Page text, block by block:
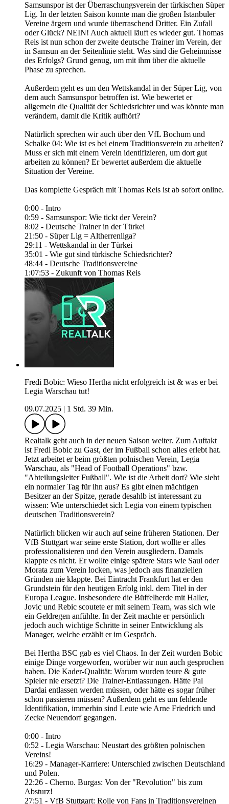
Samsunspor ist der Überraschungsverein der türkischen Süper
Lig. In der letzten Saison konnte man die großen Istanbuler
Vereine ärgern und wurde überraschend Dritter. Ein Zufall
oder Glück? NEIN! Auch aktuell läuft es wieder gut. Thomas
Reis ist nun schon der zweite deutsche Trainer im Verein, der
in Samsun an der Seitenlinie steht. Was sind die Geheimnisse
des Erfolgs? Grund genug, um mit ihm über die aktuelle
Phase zu sprechen.
Außerdem geht es um den Wettskandal in der Süper Lig, von
dem auch Samsunspor betroffen ist. Wie bewertet er
allgemein die Qualität der Schiedsrichter und was könnte man
verändern, damit die Kritik aufhört?
Natürlich sprechen wir auch über den VfL Bochum und
Schalke 04: Wie ist es bei einem Traditionsverein zu arbeiten?
Muss er sich mit einem Verein identifizieren, um dort gut
arbeiten zu können? Er bewertet außerdem die aktuelle
Situation der Vereine.
Das komplette Gespräch mit Thomas Reis ist ab sofort online.
0:00 - Intro
0:59 - Samsunspor: Wie tickt der Verein?
8:02 - Deutsche Trainer in der Türkei
21:50 - Süper Lig = Altherrenliga?
29:11 - Wettskandal in der Türkei
35:01 - Wie gut sind türkische Schiedsrichter?
48:44 - Deutsche Traditionsvereine
1:07:53 - Zukunft von Thomas Reis
Fredi Bobic: Wieso Hertha nicht erfolgreich ist & was er bei
Legia Warschau tut!
09.07.2025
1 Std. 39 Min.
Realtalk geht auch in der neuen Saison weiter. Zum Auftakt
ist Fredi Bobic zu Gast, der im Fußball schon alles erlebt hat.
Jetzt arbeitet er beim größten polnischen Verein, Legia
Warschau, als "Head of Football Operations" bzw.
"Abteilungsleiter Fußball". Wie ist die Arbeit dort? Wie sieht
ein normaler Tag für ihn aus? Es gibt einen mächtigen
Besitzer an der Spitze, gerade desahlb ist interessant zu
wissen: Wie unterschiedet sich Legia von einem typischen
deutschen Traditionsverein?
Natürlich blicken wir auch auf seine früheren Stationen. Der
VfB Stuttgart war seine erste Station, dort wollte er alles
professionalisieren und den Verein ausgliedern. Damals
klappte es nicht. Er wollte einige spätere Stars wie Saul oder
Morata zum Verein locken, was jedoch aus finanziellen
Gründen nie klappte. Bei Eintracht Frankfurt hat er den
Grundstein für den heutigen Erfolg inkl. dem Titel in der
Europa League. Insbesondere die Büffelherde mit Haller,
Jovic und Rebic scoutete er mit seinem Team, was sich wie
ein Geldregen anfühlte. In der Zeit machte er persönlich
jedoch auch wichtige Schritte in seiner Entwicklung als
Manager, welche erzählt er im Gespräch.
Bei Hertha BSC gab es viel Chaos. In der Zeit wurden Bobic
einige Dinge vorgeworfen, worüber wir nun auch gesprochen
haben. Die Kader-Qualität: Warum wurden teure & gute
Spieler nie ersetzt? Die Trainer-Entlassungen. Hätte Pal
Dardai entlassen werden müssen, oder hätte es sogar früher
schon passieren müssen? Außerdem geht es um fehlende
Identifikation, immerhin sind Leute wie Arne Friedrich und
Zecke Neuendorf gegangen.
0:00 - Intro
0:52 - Legia Warschau: Neustart des größten polnischen
Vereins!
16:29 - Manager-Karriere: Unterschied zwischen Deutschland
und Polen.
22:26 - Cherno. Burgas: Von der "Revolution" bis zum
Absturz!
27:51 - VfB Stuttgart: Rolle von Fans in Traditionsvereinen